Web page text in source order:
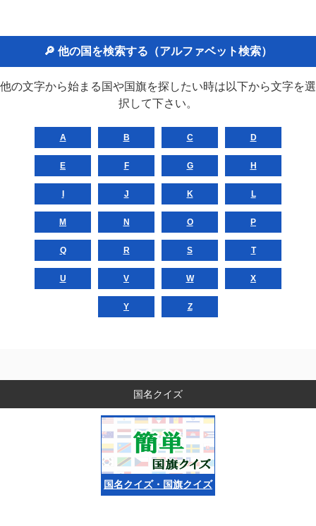
🔎 他の国を検索する（アルファベット検索）
他の文字から始まる国や国旗を探したい時は以下から文字を選
択して下さい。
A B C D
E F G H
J K L
M N O P
Q R S T
U V W X
Y Z
国名クイズ
国名クイズ・国旗クイズ